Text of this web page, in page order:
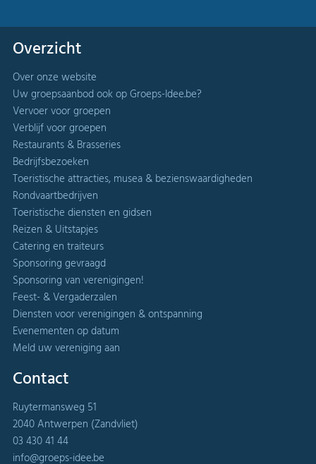
Overzicht
Over onze website
Uw groepsaanbod ook op Groeps-Idee.be?
Vervoer voor groepen
Verblijf voor groepen
Restaurants & Brasseries
Bedrijfsbezoeken
Toeristische attracties, musea & bezienswaardigheden
Rondvaartbedrijven
Toeristische diensten en gidsen
Reizen & Uitstapjes
Catering en traiteurs
Sponsoring gevraagd
Sponsoring van verenigingen!
Feest- & Vergaderzalen
Diensten voor verenigingen & ontspanning
Evenementen op datum
Meld uw vereniging aan
Contact
Ruytermansweg 51
2040 Antwerpen (Zandvliet)
03 430 41 44
info@groeps-idee.be